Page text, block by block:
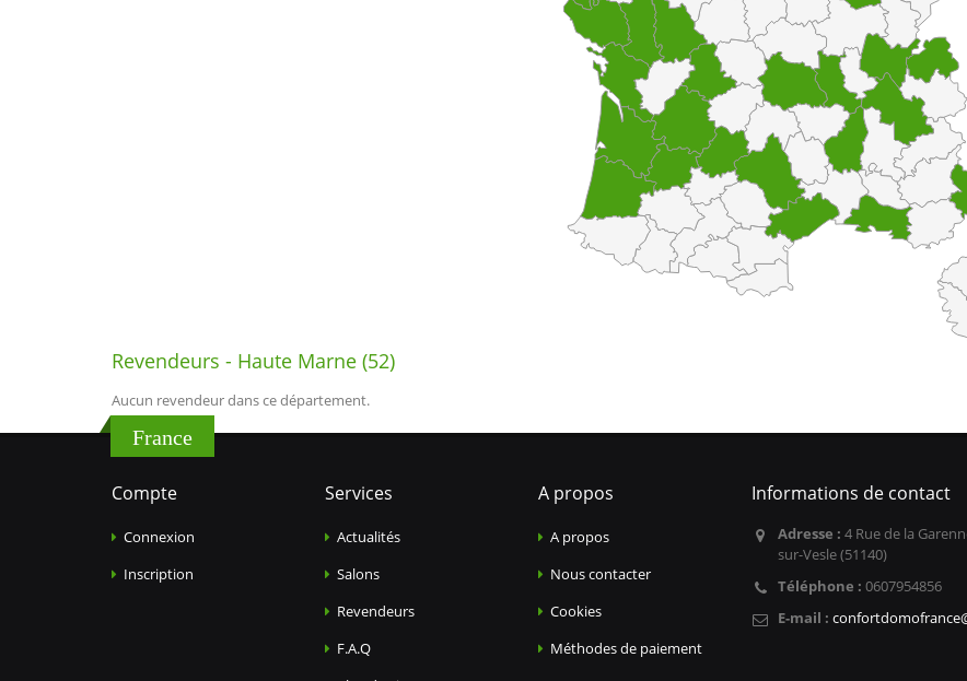
Revendeurs - Haute Marne (52)
Aucun revendeur dans ce département.
France
Compte
Connexion
Inscription
Services
Actualités
Salons
Revendeurs
F.A.Q
A propos
A propos
Nous contacter
Cookies
Méthodes de paiement
Informations de contact
Adresse : 4 Rue de la
sur-Vesle (51140)
Téléphone : 0607954856
E-mail :